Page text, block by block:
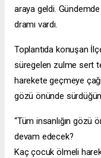
araya geldi.
dramı vardı.
Toplantıda konuşan
süregelen zulme sert
harekete geçmeye
gözü önünde
“Tüm insanlığın gözü
devam edecek?
Kaç çocuk ölmeli